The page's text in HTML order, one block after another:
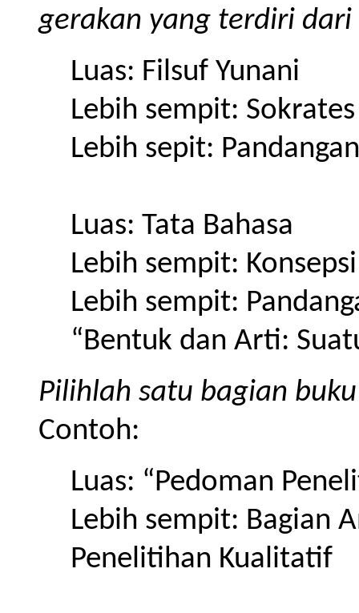
gerakan yang terdiri dari
Luas: Filsuf Yunani
Lebih sempit: Sokrates
Lebih sepit:
Luas: Tata Bahasa
Lebih sempit:
Lebih sempit:
“Bentuk dan Arti:
Pilihlah satu bagian
Contoh:
Luas: “Pedoman
Lebih sempit: Bagian
Penelitihan Kualitatif